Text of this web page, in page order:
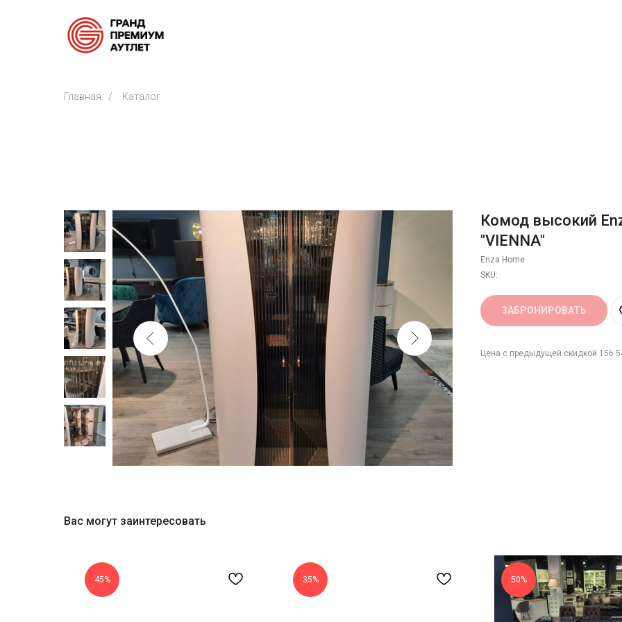
Главная / Каталог
Комод высокий
"VIENNA"
Enza Home
SKU:
ЗАБРОНИРОВАТЬ
Цена с предыдущей скидкой 156
Вас могут заинтересовать
45% 35% 50%